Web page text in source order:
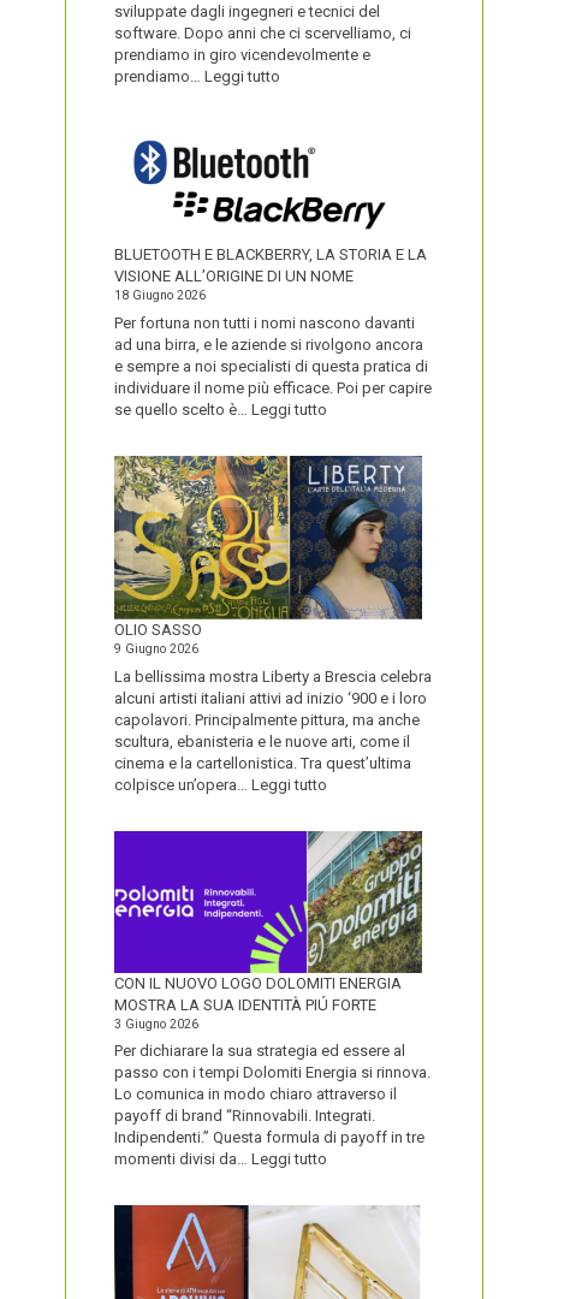
sviluppate dagli ingegneri e tecnici del
software. Dopo anni che ci scervelliamo, ci
prendiamo in giro vicendevolmente e
prendiamo… Leggi tutto
NOMI
DEI
SUOI
PRODOTTI
BLUETOOTH E BLACKBERRY, LA STORIA E LA
VISIONE ALL’ORIGINE DI UN NOME
18 Giugno 2026
Per fortuna non tutti i nomi nascono davanti
ad una birra, e le aziende si rivolgono ancora
e sempre a noi specialisti di questa pratica di
individuare il nome più efficace. Poi per capire
se quello scelto è… Leggi tutto
BLACKBERRY,
LA
STORIA
E
LA
VISIONE
ALL’ORIGINE
DI
NOME
OLIO SASSO
9 Giugno 2026
La bellissima mostra Liberty a Brescia celebra
alcuni artisti italiani attivi ad inizio ‘900 e i loro
capolavori. Principalmente pittura, ma anche
scultura, ebanisteria e le nuove arti, come il
cinema e la cartellonistica. Tra quest’ultima
colpisce un’opera… Leggi tutto
CON IL NUOVO LOGO DOLOMITI ENERGIA
MOSTRA LA SUA IDENTITÀ PIÚ FORTE
3 Giugno 2026
Per dichiarare la sua strategia ed essere al
passo con i tempi Dolomiti Energia si rinnova.
Lo comunica in modo chiaro attraverso il
payoff di brand “Rinnovabili. Integrati.
Indipendenti.” Questa formula di payoff in tre
momenti divisi da… Leggi tutto
LOGO
DOLOMITI
ENERGIA